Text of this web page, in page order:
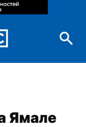
Ямале